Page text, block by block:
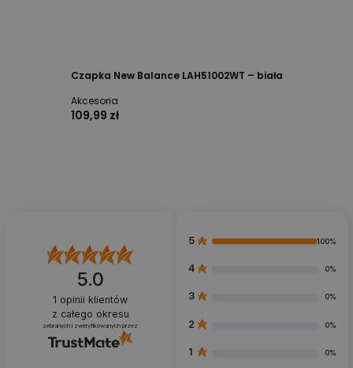
Czapka New Balance LAH51002WT – biała
Akcesoria
109,99 zł
5.0
1 opinii klientów
z całego okresu
zebranych i zweryfikowanych przez
5 100%
4 0%
3 0%
2 0%
1 0%